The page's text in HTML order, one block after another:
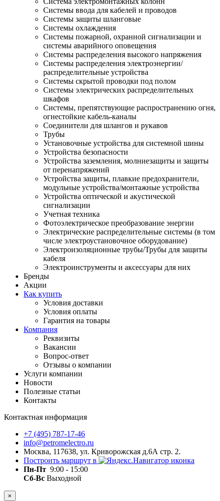
Системы ввода для кабелей и проводов
Системы защиты шланговые
Системы охлаждения
Системы пожарной, охранной сигнализации и
системы аварийного оповещения
Системы распределения высокого напряжения
Системы распределения электроэнергии/
распределительные устройства
Системы скрытой проводки под полом
Системы электрических распределительных
шкафов
Системы, препятствующие распространению огня,
огнестойкие кабель-каналы
Соединители для шлангов и рукавов
Трубы
Установочные устройства для системной шины
Устройства безопасности
Устройства заземления, молниезащиты и защиты
от перенапряжений
Устройства защиты, плавкие предохранители,
модульные устройства/монтажные устройства
Устройства оптической и акустической
сигнализации
Учетная техника
Фотоэлектрическое преобразование энергии
Электрические распределительные системы (в том
числе электроустановочное оборудование)
Электроизоляционные трубы/Трубы для защиты
кабеля
Электроинструменты и аксессуары для них
Бренды
Акции
Как купить
Условия доставки
Условия оплаты
Гарантия на товары
Компания
Реквизиты
Вакансии
Вопрос-ответ
Отзывы о компании
Услуги компании
Новости
Полезные статьи
Контакты
Контактная информация
+7 (495) 787-17-46
info@petromelectro.ru
Москва, 117638, ул. Криворожская д.6А стр. 2.
Построить маршрут в
Пн-Пт 9:00 - 15:00
Сб-Вс Выходной
×